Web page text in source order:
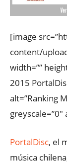
[image
content/
width=””
2015
alt=”Ranking
greyscale=”0″
PortalDisc, el
música